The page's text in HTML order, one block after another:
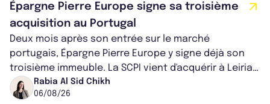
Épargne Pierre Europe signe sa troisième
acquisition au Portugal
Deux mois après son entrée sur le marché
portugais, Épargne Pierre Europe y signe déjà son
troisième immeuble. La SCPI vient d'acquérir à Leiria,
dans le centre du pays, un établis...
Rabia Al Sid Chikh
06/08/26